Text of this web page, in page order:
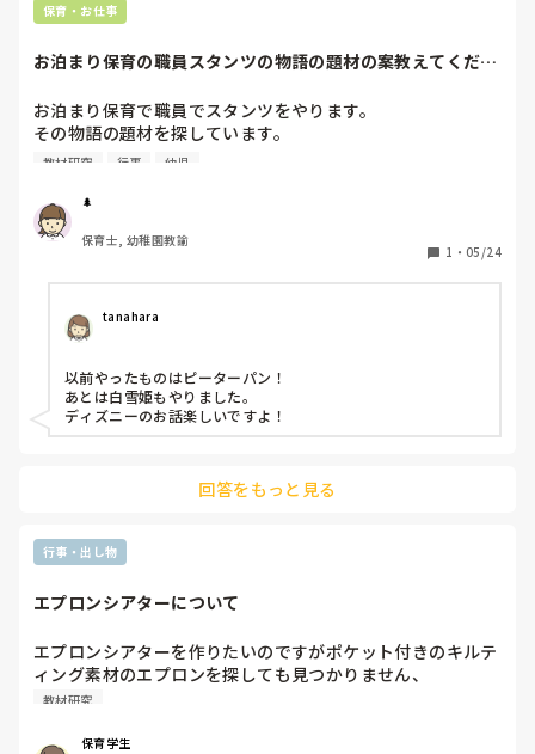
保育・お仕事
お泊まり保育の職員スタンツの物語の題材の案教えてくださ
お泊まり保育で職員でスタンツをやります。
その物語の題材を探しています。
いい物語の題材がある方は教えて頂きたいです。
です！
教材研究 行事 幼児
🌲
保育士, 幼稚園教諭
1 ・ 05/24
tanahara
以前やったものはピーターパン！
あとは白雪姫もやりました。
ディズニーのお話楽しいですよ！
回答をもっと見る
行事・出し物
エプロンシアターについて
エプロンシアターを作りたいのですがポケット付きのキルテ
ィング素材のエプロンを探しても見つかりません、
皆さんどこで買われていますか？
教材研究
保育学生